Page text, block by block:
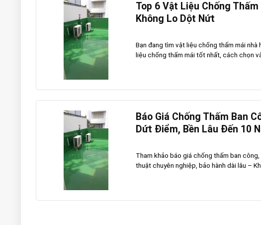
Top 6 Vật Liệu Chống
Không Lo Dột Nứt
Bạn đang tìm vật liệu chống thấm mái
liệu chống thấm mái tốt nhất, cách chọn và
Báo Giá Chống Thấm Ban
Dứt Điểm, Bền Lâu Đến 10
Tham khảo báo giá chống thấm ban
thuật chuyên nghiệp, bảo hành dài lâu –